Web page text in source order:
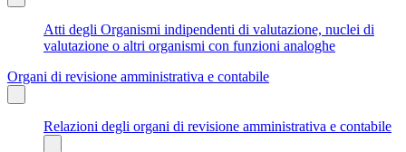
Atti degli Organismi indipendenti di valutazione, nuclei di
valutazione o altri organismi con funzioni analoghe
Organi di revisione amministrativa e contabile
Relazioni degli organi di revisione amministrativa e contabile